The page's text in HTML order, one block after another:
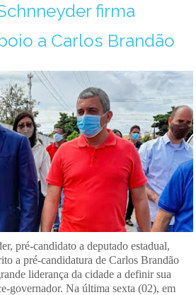
firma
a Carlos Brandão
pré-candidato a deputado estadual,
a pré-candidatura de Carlos Brandão
liderança da cidade a definir sua
governador. Na última sexta (02), em